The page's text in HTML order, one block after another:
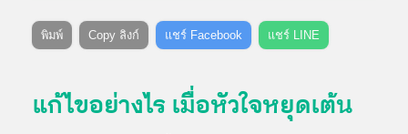
พิมพ์ Copy ลิงก์ แชร์ Facebook แชร์ LINE
แก้ไขอย่างไร เมื่อหัวใจหยุดเต้น